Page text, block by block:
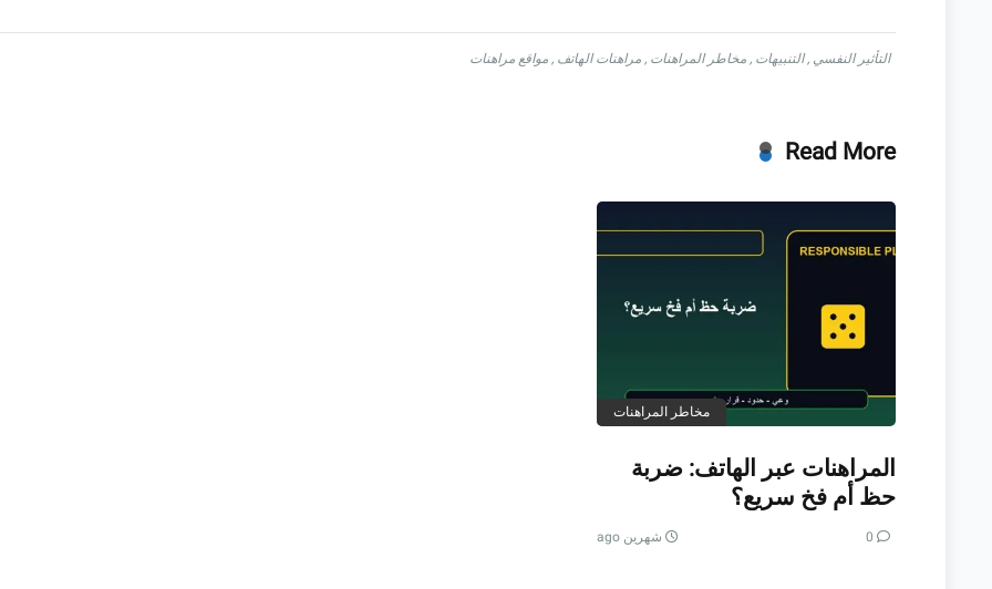
التأثير النفسي ,التنبيهات , مخاطر المراهنات , مراهنات الهاتف , مواقع مراهنات
Read More
مخاطر المراهنات
المراهنات عبر الهاتف: ضربة
حظ أم فخ سريع؟
شهرين ago